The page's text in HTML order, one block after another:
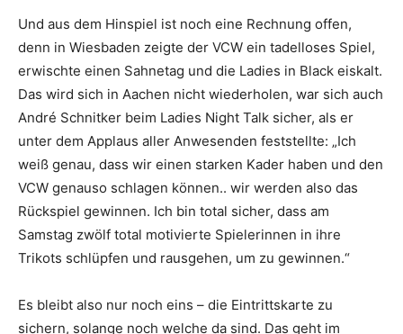
Und aus dem Hinspiel ist noch eine Rechnung offen,
denn in Wiesbaden zeigte der VCW ein tadelloses Spiel,
erwischte einen Sahnetag und die Ladies in Black eiskalt.
Das wird sich in Aachen nicht wiederholen, war sich auch
André Schnitker beim Ladies Night Talk sicher, als er
unter dem Applaus aller Anwesenden feststellte: „Ich
weiß genau, dass wir einen starken Kader haben und den
VCW genauso schlagen können.. wir werden also das
Rückspiel gewinnen. Ich bin total sicher, dass am
Samstag zwölf total motivierte Spielerinnen in ihre
Trikots schlüpfen und rausgehen, um zu gewinnen.“
Es bleibt also nur noch eins – die Eintrittskarte zu
sichern, solange noch welche da sind. Das geht im